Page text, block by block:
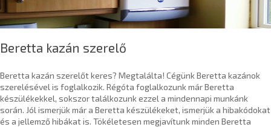
Beretta kazán szerelő
Beretta kazán szerelőt keres? Megtalálta! Cégünk Beretta kazánok
szerelésével is foglalkozik. Régóta foglalkozunk már Beretta
készülékekkel, sokszor találkozunk ezzel a mindennapi munkánk
során. Jól ismerjük már a Beretta készülékeket, ismerjük a hibakódokat
és a jellemző hibákat is. Tökéletesen megjavítunk minden Beretta